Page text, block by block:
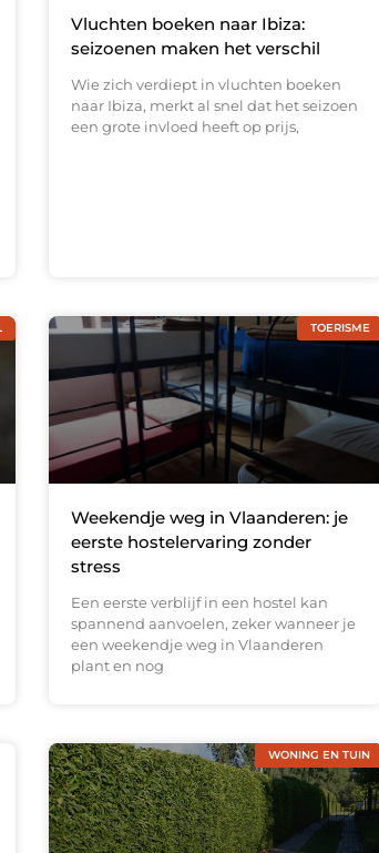
Vluchten boeken naar Ibiza:
seizoenen maken het verschil
Wie zich verdiept in vluchten boeken
naar Ibiza, merkt al snel dat het seizoen
een grote invloed heeft op prijs,
TOERISME
Weekendje weg in Vlaanderen: je
eerste hostelervaring zonder
stress
Een eerste verblijf in een hostel kan
spannend aanvoelen, zeker wanneer je
een weekendje weg in Vlaanderen
plant en nog
WONING EN TUIN